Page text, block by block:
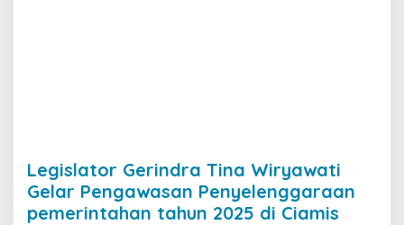
Legislator Gerindra Tina Wiryawati
Gelar Pengawasan Penyelenggaraan
pemerintahan tahun 2025 di Ciamis